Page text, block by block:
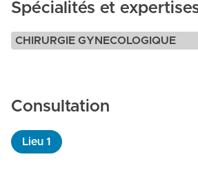
Spécialités et
CHIRURGIE GYNECOLOGIQUE
Consultation
Lieu 1